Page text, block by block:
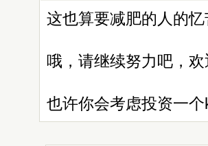
这也算要减肥的人的
哦，请继续努力吧，
也许你会考虑投资一